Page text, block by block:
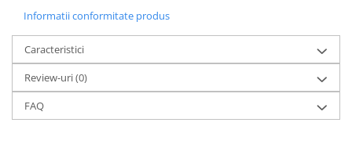
Informatii conformitate produs
Caracteristici
Review-uri(0)
FAQ